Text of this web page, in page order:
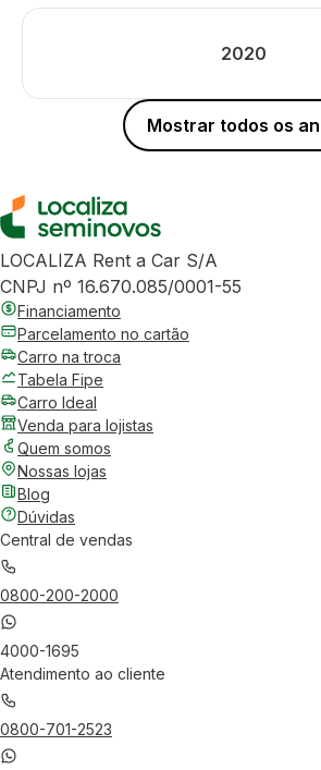
2020
Mostrar todos os
LOCALIZA Rent a Car S/A
CNPJ nº 16.670.085/0001-55
Financiamento
Parcelamento no cartão
Carro na troca
Tabela Fipe
Carro Ideal
Venda para lojistas
Quem somos
Nossas lojas
Blog
Dúvidas
Central de vendas
0800-200-2000
4000-1695
Atendimento ao cliente
0800-701-2523